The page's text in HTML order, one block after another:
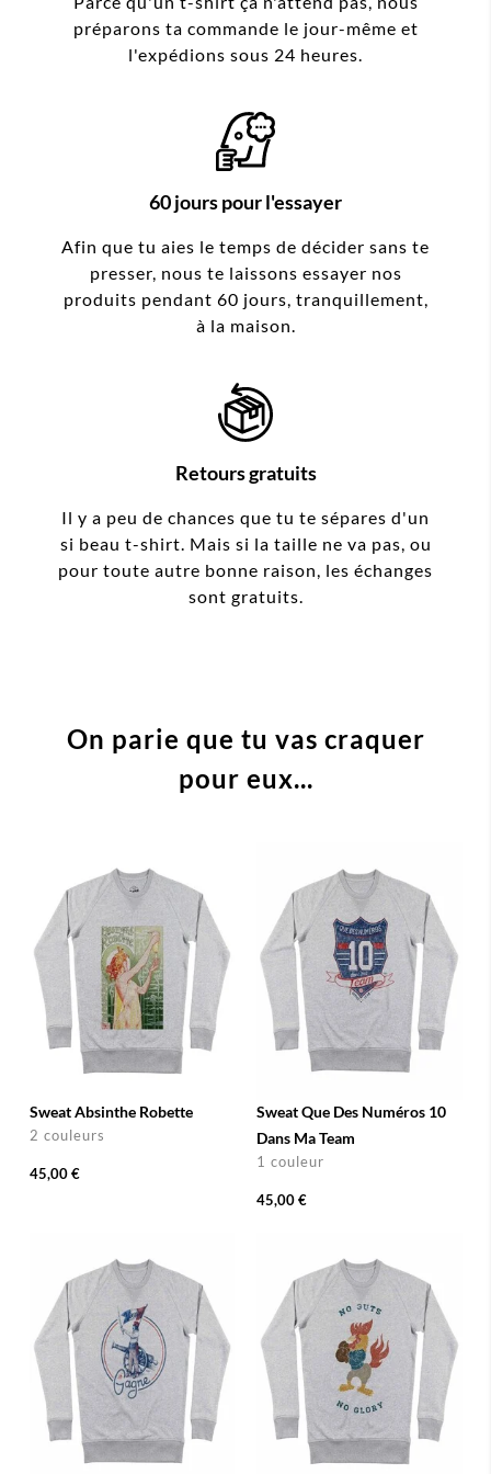
préparons ta commande le jour-même et
l'expédions sous 24 heures.
60 jours pour l'essayer
Afin que tu aies le temps de décider sans te
presser, nous te laissons essayer nos
produits pendant 60 jours, tranquillement,
à la maison.
Retours gratuits
Il y a peu de chances que tu te sépares d'un
si beau t-shirt. Mais si la taille ne va pas, ou
pour toute autre bonne raison, les échanges
sont gratuits.
On parie que tu vas craquer
pour eux...
Sweat Absinthe Robette
2 couleurs
45,00 €
Sweat Que Des Numéros 10
Dans Ma Team
1 couleur
45,00 €